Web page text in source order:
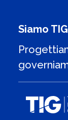
Siamo